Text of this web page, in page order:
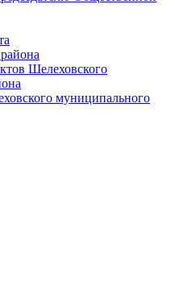
Шелеховского
муниципального